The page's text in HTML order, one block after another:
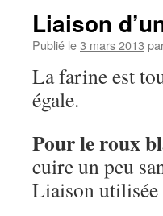
Liaison
Publié le3 mars 2013
La farine est
égale.
Pour le roux
cuire un peu
Liaison utilisée